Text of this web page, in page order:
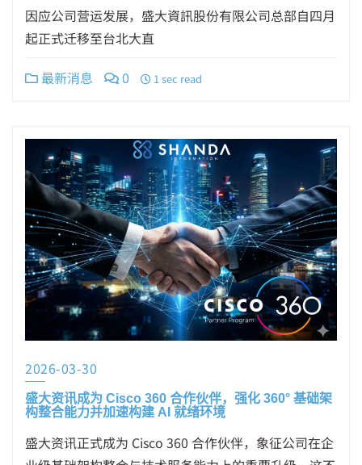
因应公司营运发展，盛大資訊股份有限公司总部自四月
起正式迁移至台北大直
最新消息 0 1 sec read
2026-03-30
盛大资讯成为 Cisco 360 合作伙伴，强化 360° 基础架
构整合能力并加速构建 AI 就绪环境
盛大资讯正式成为 Cisco 360 合作伙伴，象征公司在企